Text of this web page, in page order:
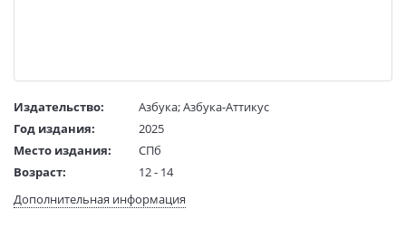
Издательство: Азбука;Азбука-Аттикус
Год издания:
2025
Место издания:
СПб
Возраст:
12 - 14
Язык текста:
русский
Дополнительная информация